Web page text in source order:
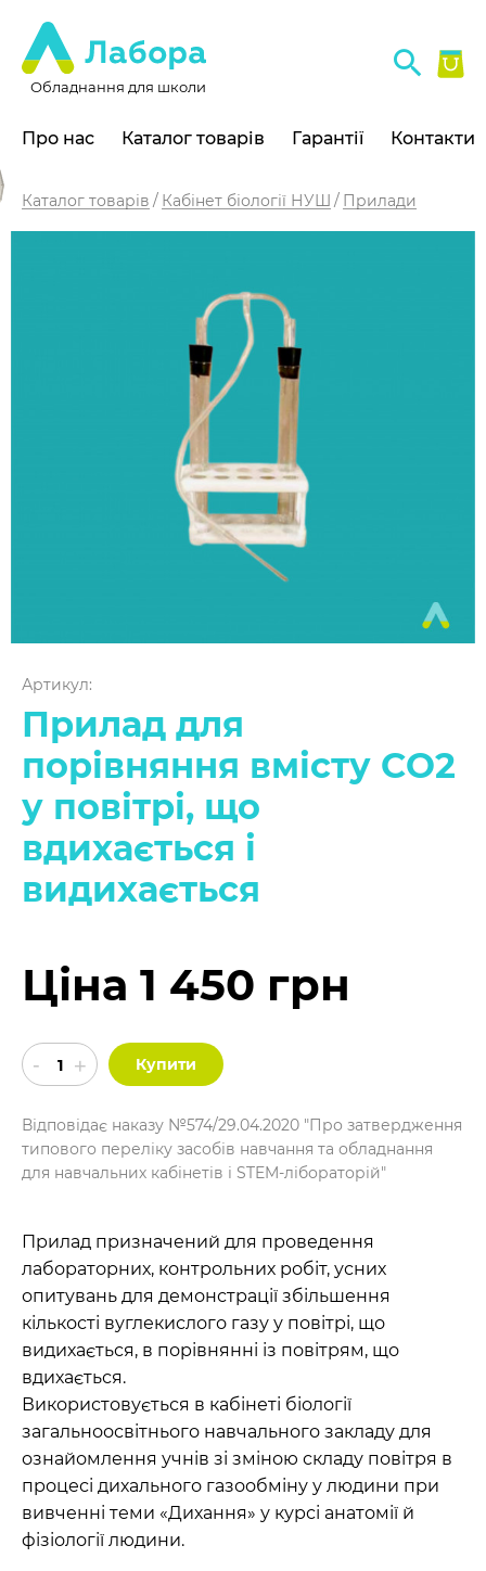
Обладнання для школи
Про нас Каталог товарів Гарантії Контакти
Каталог товарів Кабінет біології НУШ Прилади
Артикул:
Прилад для
порівняння вмісту СО2
у повітрі, що
вдихається і
видихається
Ціна 1 450 грн
Купити
Відповідає наказу №574/29.04.2020 "Про затвердження
типового переліку засобів навчання та обладнання
для навчальних кабінетів і STEM-лібораторій"
Прилад призначений для проведення
лабораторних, контрольних робіт, усних
опитувань для демонстрації збільшення
кількості вуглекислого газу у повітрі, що
видихається, в порівнянні із повітрям, що
вдихається.
Використовується в кабінеті біології
загальноосвітнього навчального закладу для
ознайомлення учнів зі зміною складу повітря в
процесі дихального газообміну у людини при
вивченні теми «Дихання» у курсі анатомії й
фізіології людини.